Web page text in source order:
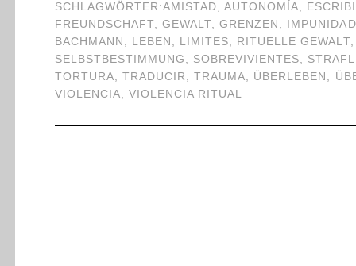
SCHLAGWÖRTER:AMISTAD,AUTONOMÍA,
FREUNDSCHAFT, GEWALT,GRENZEN ,
IMPUNIDAD
BACHMANN , LEBEN , LIMITES, RITUELLE GEWALT
SELBSTBESTIMMUNG , SOBREVIVIENTES,
TORTURA, TRADUCIR , TRAUMA, ÜBERLEBEN ,
VIOLENCIA, VIOLENCIA RITUAL